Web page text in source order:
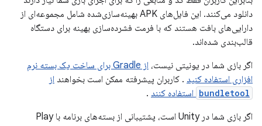
دانلود می‌کنند. این فایل‌های APK بهینه‌سازی‌شده شامل مجموعه‌ای از
دارایی‌های بافت هستند که با فرمت فشرده‌سازی بهینه برای دستگاه
قالب‌بندی شده‌اند.
اگر بازی شما در یونیتی نیست،
از Gradle برای ساخت یک بسته نرم
افزاری استفاده کنید . کاربران پیشرفته ممکن است بخواهند از
bundletool استفاده کنند .
اگر بازی شما در Unity است، پشتیبانی از بسته‌های برنامه با Play